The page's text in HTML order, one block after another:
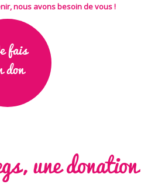
nous avons besoin de vous !
fais
don
une donation